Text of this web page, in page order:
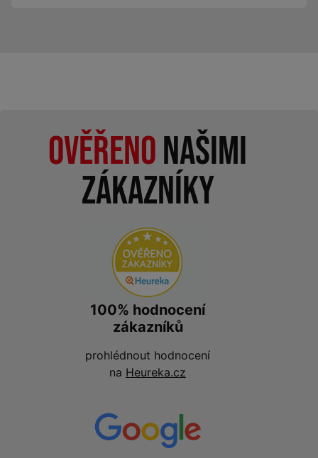
Ověřenonašimi
zákazníky
100% hodnocení
zákazníků
prohlédnout hodnocení
na Heureka.cz